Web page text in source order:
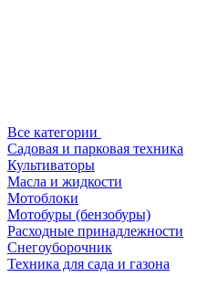
Все категории
Садовая и парковая техника
Культиваторы
Масла и жидкости
Мотоблоки
Мотобуры (бензобуры)
Расходные принадлежности
Снегоуборочник
Техника для сада и газона